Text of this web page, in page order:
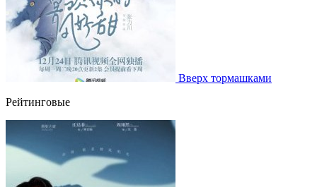
Вверх тормашками
Рейтинговые